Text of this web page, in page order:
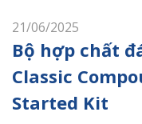
21/06/2025
Bộ hợp chất
Classic
Started Kit